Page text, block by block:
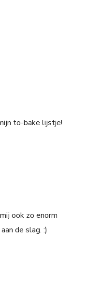
to-bake lijstje!
ook zo enorm
de slag. :)